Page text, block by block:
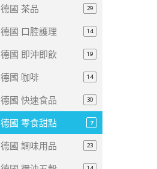
德國 茶品 29
德國 口腔護理 14
德國 即沖即飲 19
德國 咖啡 14
德國 快速食品 30
德國 零食甜點 7
德國 調味用品 23